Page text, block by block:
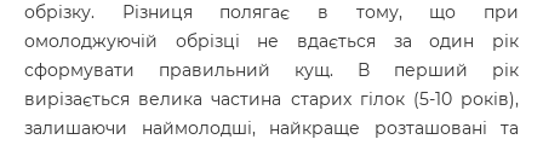
обрізку. Різниця полягає в тому, що при
омолоджуючій обрізці не вдається за один рік
сформувати правильний кущ. В перший рік
вирізається велика частина старих гілок (5-10 років),
залишаючи наймолодші, найкраще розташовані та